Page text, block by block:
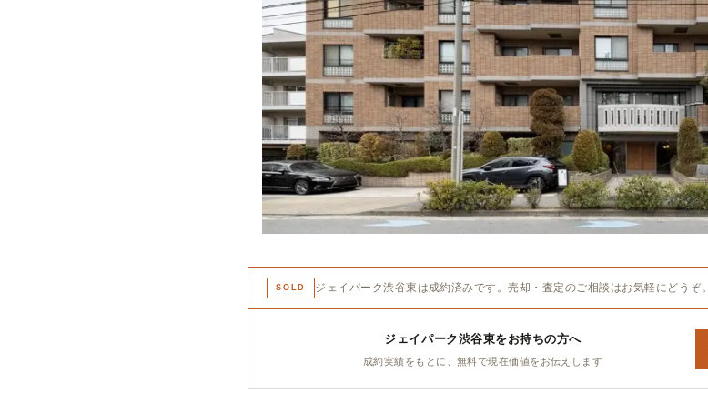
SOLD ジェイパーク渋谷東は成約済みです。売却・査定のご相談はお気軽にどうぞ。
ジェイパーク渋谷東をお持ちの方へ
成約実績をもとに、無料で現在価値をお伝えします